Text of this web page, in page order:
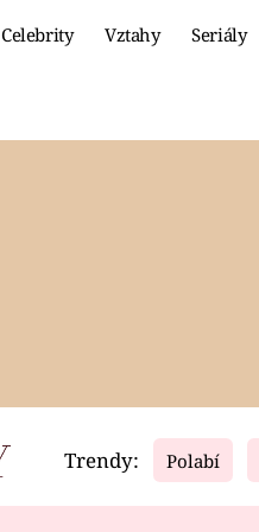
Celebrity Vztahy Seriály
Video
Trendy: Polabí